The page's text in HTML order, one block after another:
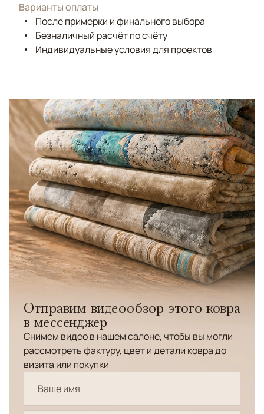
Варианты оплаты
После примерки и финального выбора
Безналичный расчёт по счёту
Индивидуальные условия для проектов
Отправим видеообзор этого ковра
в мессенджер
Снимем видео в нашем салоне, чтобы вы могли
рассмотреть фактуру, цвет и детали ковра до
визита или покупки